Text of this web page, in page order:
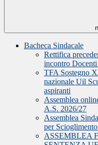
Bacheca Sindacale
Rettifica
incontro
TFA Sostegno
nazionale Uil
aspiranti
Assemblea
A.S. 2026/27
Assemblea
per
ASSEMBLEA